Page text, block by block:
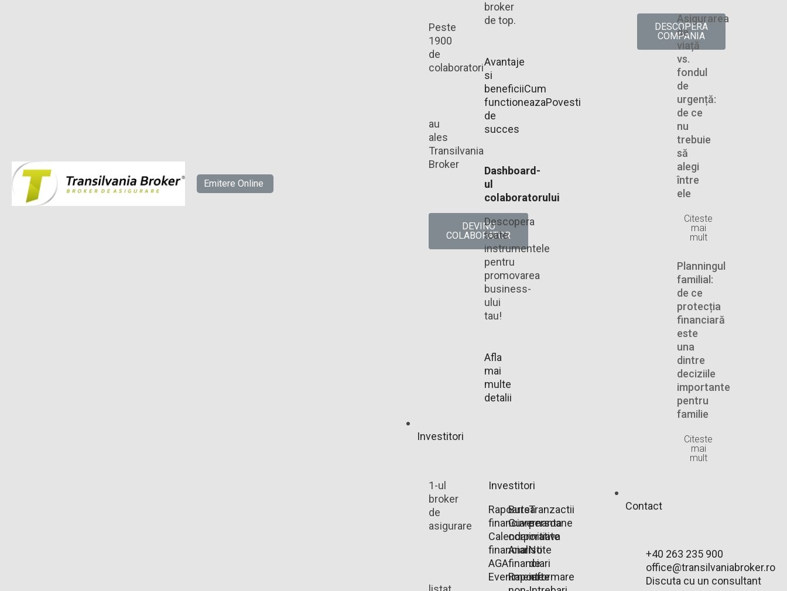
Emitere Online
Peste
1900
de
colaboratori
au
ales
Transilvania
Broker​
DEVINO
COLABORATOR
broker
de top.
Avantaje
si
beneficiiCum
functioneazaPovesti
de
succes
Dashboard-
ul
colaboratorului
Descopera
toate
instrumentele
pentru
promovarea
business-
ului
tau!
Afla
mai
multe
detalii
Investitori
1-ul
broker
de
asigurare
Investitori
Rapoarte
financiare
Calendar
financiar
AGA
Evenimente
Bursa
Guvernanta
corporativa
Analisti
financiari
Rapoarte
Tranzactii
persoane
initiate
Note
de
informare
DESCOPERA
COMPANIA
Asigurarea
de
viață
vs.
fondul
de
urgență:
de ce
nu
trebuie
să
alegi
între
ele
Citeste
mai
mult
Planningul
familial:
de ce
protecția
financiară
este
una
dintre
deciziile
importante
pentru
familie
Citeste
mai
mult
Contact
+40 263 235 900
office@transilvaniabroker.ro
Discuta cu un consultant